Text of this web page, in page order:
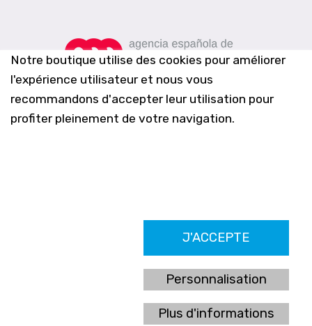
Notre boutique utilise des cookies pour améliorer
l'expérience utilisateur et nous vous
recommandons d'accepter leur utilisation pour
profiter pleinement de votre navigation.
J'ACCEPTE
Personnalisation
Plus d'informations
Farmacia Los Altos nº756
N. Col. Colegio Oficial de Farmacéuticos de Alicante 4327
Nº de autorización A-790-F
C/ Moncayo, 97 (Vistalmar) Urb. Los Altos
03185 Torrevieja, Alicante (España)